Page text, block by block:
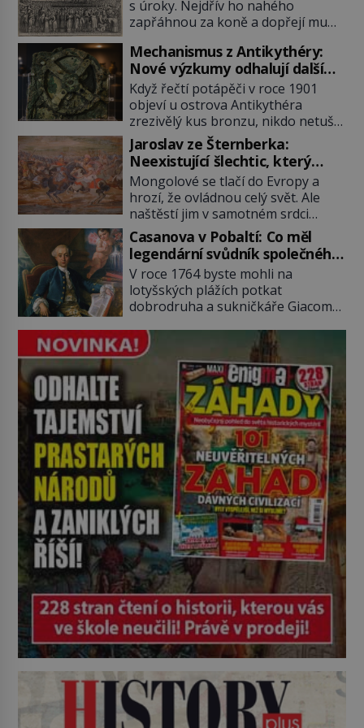
s úroky. Nejdřív ho nahého
zapřáhnou za koně a dopřejí mu
Když ho pak věší, myslí si, že útrapy
skončily. Těsně předtím, než ztratí
vědomí ho odříznou a začnou jeho
tělo zbavovat orgánů. Chvíli ještě
vnímá, pak ho vysvobodí
bezvědomí a smrt. Do posledního
doušku Kdo: Sokrates […]
Mechanismus z Antikythéry:
Nové výzkumy odhalují další
překvapení o starověkém
počítači
Když řečtí potápěči v roce 1901
objeví u ostrova Antikythéra
zrezivělý kus bronzu, nikdo netuší,
že drží v rukou jeden z
nejúžasnějších vynálezů starověku.
Až moderní rentgenové tomografy
odhalí desítky ozubených kol
ukrytých uvnitř. Mechanismus z
Antikythéry je dnes považován za
nejstarší známý analogový počítač
na světě. Přesto ani po více než sto
letech výzkumu […]
Jaroslav ze Šternberka:
Neexistující šlechtic, který
z Moravy vyžene Mongoly
Mongolové se tlačí do Evropy a
hrozí, že ovládnou celý svět. Ale
naštěstí jim v samotném srdci
Evropy stojí v cestě malé, ale silné
království, které dokáže
dobyvatelské hordy zastavit. Co
nedokáže žádná z asijských říší, co
nedokážou Němci – to dokáže
český král. Nebo že by ne?
Mongolové od roku 1223 postupují
podél Kaspického a Azovského
moře, […]
Casanova v Pobaltí: Co měl
legendární svůdník společného
se svobodnými zednáři?
V roce 1764 byste mohli na
lotyšských plážích potkat
dobrodruha a sukničkáře Giacoma
moři však nebyla turistickým
výletem, ale ryze pracovní cestou
se zištnými úmysly. Jaký cíl
Casanova sledoval, když se
například procházel uličkami
lotyšské Rigy? Casanova v Pobaltí
kontaktoval tamní zednářské lóže.
Nebyl v této oblasti žádným
nováčkem, protože do zednářské
[…]